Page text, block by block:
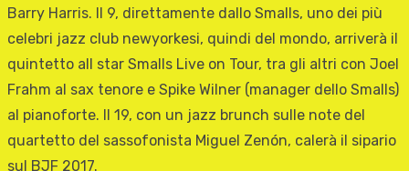
Barry Harris. Il 9, direttamente dallo Smalls, uno dei più
celebri jazz club newyorkesi, quindi del mondo, arriverà il
quintetto all star Smalls Live on Tour, tra gli altri con Joel
Frahm al sax tenore e Spike Wilner (manager dello Smalls)
al pianoforte. Il 19, con un jazz brunch sulle note del
quartetto del sassofonista Miguel Zenón, calerà il sipario
sul BJF 2017.